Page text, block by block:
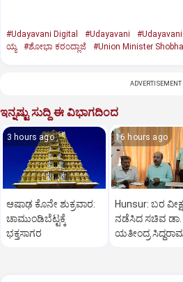
#Udayavani Digital #Udayavani
ಯ್ಯ
#ಶೋಭಾ ಕರಂದ್ಲಾಜೆ #Union Minister
ADVERTISEMENT
ಇನ್ನಷ್ಟು ಸುದ್ದಿ ಈ ವಿಭಾಗದಿಂದ
3 hours ago
ಆಷಾಢ ಕೊನೇ ಶುಕ್ರವಾರ:
ಚಾಮುಂಡಿಬೆಟ್ಟಕ್ಕೆ
ಭಕ್ತಸಾಗರ
16 hours ago
Hunsur: ಬರ
ನಡೆಸಿದ ಸಚಿವ ಡಾ.
ಯತೀಂದ್ರ